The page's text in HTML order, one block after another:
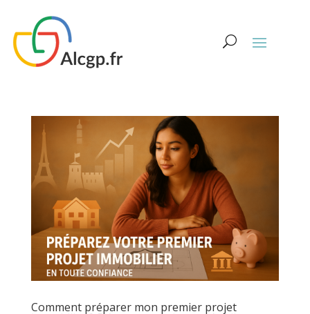
Comment préparer mon premier projet